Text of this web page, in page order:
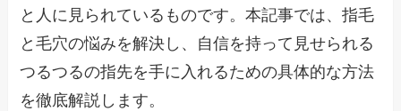
と人に見られているものです。本記事では、指毛
と毛穴の悩みを解決し、自信を持って見せられる
つるつるの指先を手に入れるための具体的な方法
を徹底解説します。